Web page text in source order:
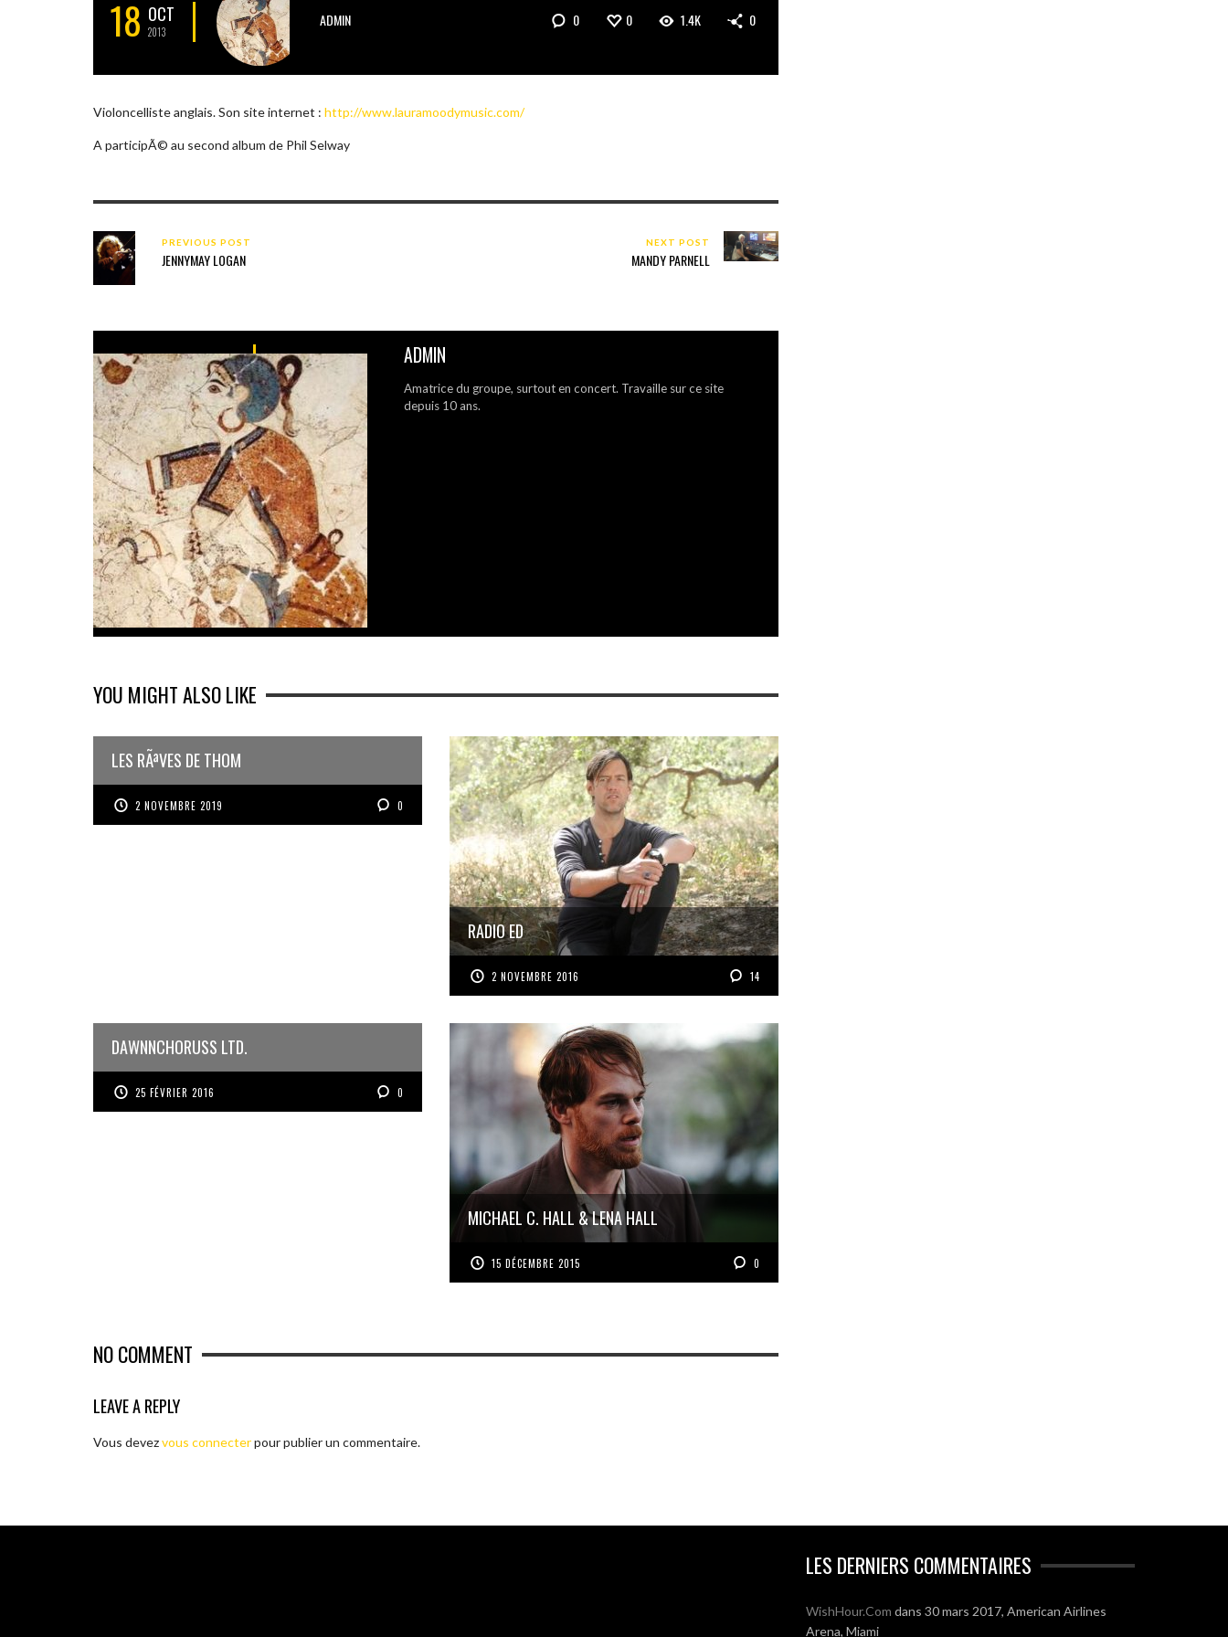
18 OCT
2013
ADMIN 0 0 1.4K 0
Violoncelliste anglais. Son site internet : http://www.lauramoodymusic.com/
A participÃ© au second album de Phil Selway
PREVIOUS POST
JENNYMAY LOGAN
NEXT POST
MANDY PARNELL
ADMIN
Amatrice du groupe, surtout en concert. Travaille sur ce site
depuis 10 ans.
YOU MIGHT ALSO LIKE
LES RÃªVES DE THOM
2 NOVEMBRE 2019 0
RADIO ED
2 NOVEMBRE 2016 14
DAWNNCHORUSS LTD.
25 FÉVRIER 2016 0
MICHAEL C. HALL & LENA HALL
15 DÉCEMBRE 2015 0
NO COMMENT
LEAVE A REPLY
Vous devezvous connecterpour publier un commentaire.
LES DERNIERS COMMENTAIRES
WishHour.Com dans 30 mars 2017, American Airlines
Arena, Miami